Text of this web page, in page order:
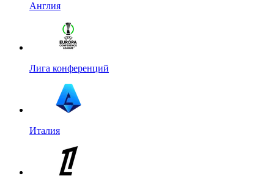
Англия
Лига конференций
Италия